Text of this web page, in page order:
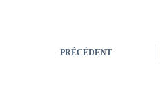
PRÉCÉDENT